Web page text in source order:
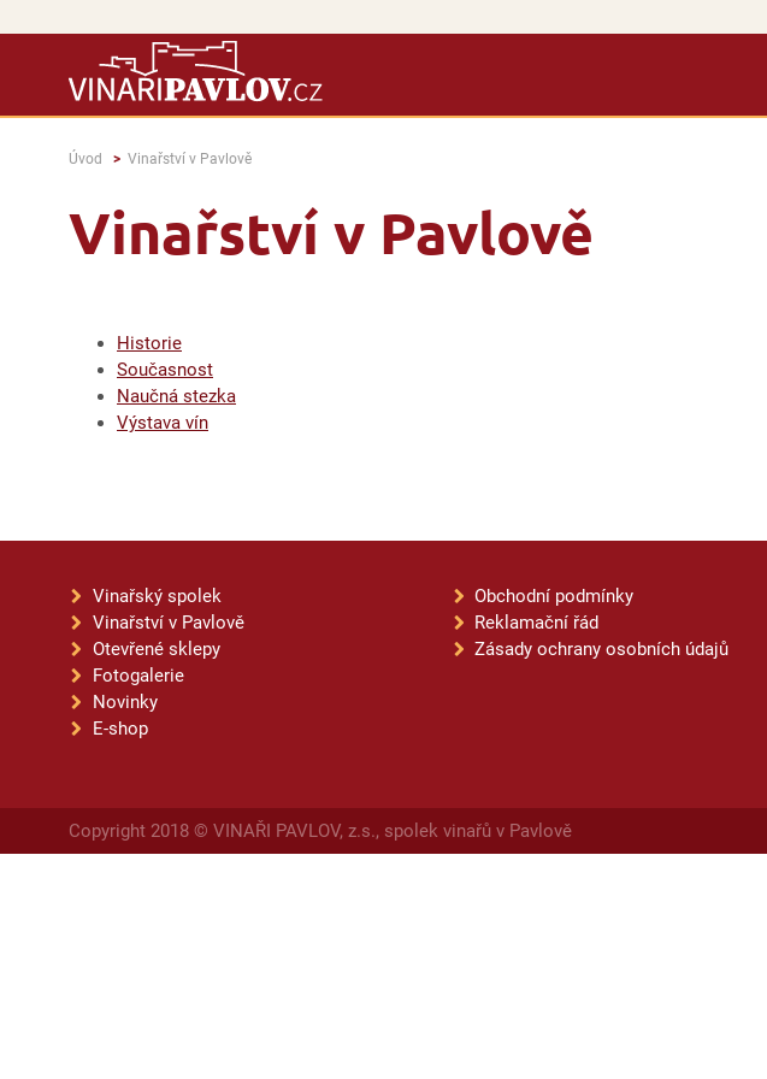
Úvod Vinařství v Pavlově
Vinařství v Pavlově
Historie
Současnost
Naučná stezka
Výstava vín
Vinařský spolek
Vinařství v Pavlově
Otevřené sklepy
Fotogalerie
Novinky
E-shop
Obchodní podmínky
Reklamační řád
Zásady ochrany osobních údajů
Copyright 2018 © VINAŘI PAVLOV, z.s., spolek vinařů v Pavlově